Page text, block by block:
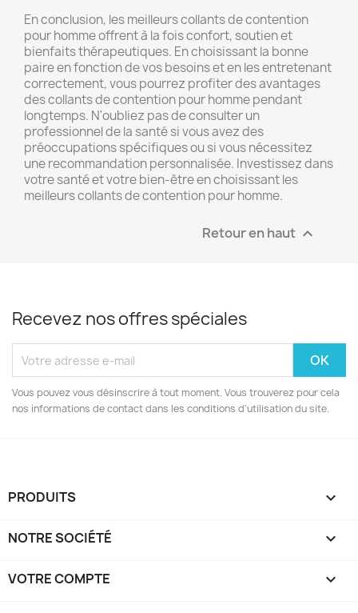
En conclusion, les meilleurs collants de contention
pour homme offrent à la fois confort, soutien et
bienfaits thérapeutiques. En choisissant la bonne
paire en fonction de vos besoins et en les entretenant
correctement, vous pourrez profiter des avantages
des collants de contention pour homme pendant
longtemps. N'oubliez pas de consulter un
professionnel de la santé si vous avez des
préoccupations spécifiques ou si vous nécessitez
une recommandation personnalisée. Investissez dans
votre santé et votre bien-être en choisissant les
meilleurs collants de contention pour homme.
Retour en haut 
Recevez nos offres spéciales
Vous pouvez vous désinscrire à tout moment. Vous trouverez pour cela
nos informations de contact dans les conditions d'utilisation du site.
PRODUITS 
NOTRE SOCIÉTÉ 
VOTRE COMPTE 